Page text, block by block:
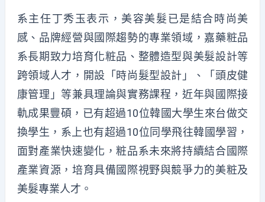
系主任丁秀玉表示，美容美髮已是結合時尚美
感、品牌經營與國際趨勢的專業領域，嘉藥粧品
系長期致力培育化粧品、整體造型與美髮設計等
跨領域人才，開設「時尚髮型設計」、「頭皮健
康管理」等兼具理論與實務課程，近年與國際接
軌成果豐碩，已有超過10位韓國大學生來台做交
換學生，系上也有超過10位同學飛往韓國學習，
面對產業快速變化，粧品系未來將持續結合國際
產業資源，培育具備國際視野與競爭力的美粧及
美髮專業人才。